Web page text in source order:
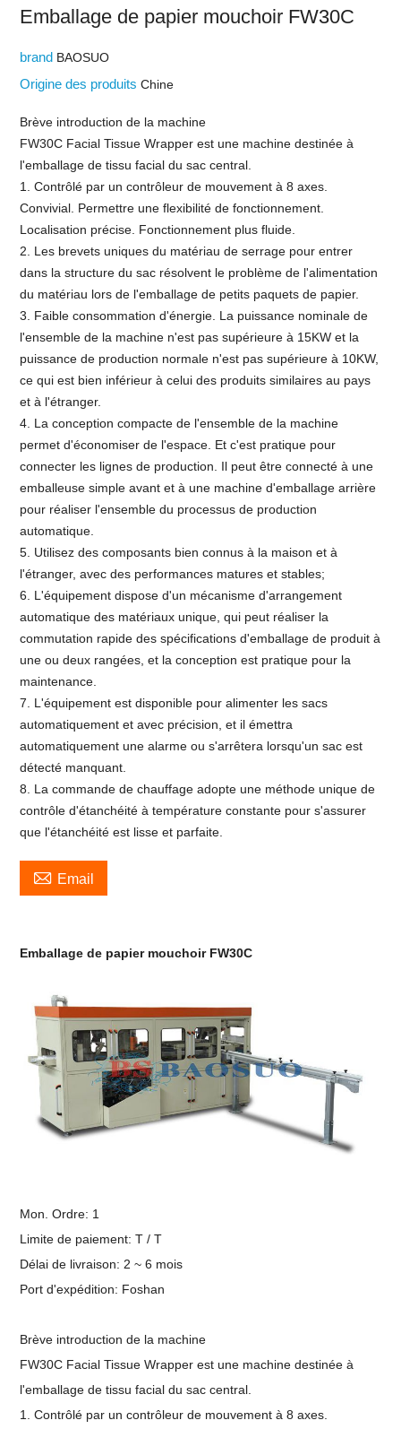
Emballage de papier mouchoir FW30C
brand BAOSUO
Origine des produitsChine
Brève introduction de la machine
FW30C Facial Tissue Wrapper est une machine destinée à
l'emballage de tissu facial du sac central.
1. Contrôlé par un contrôleur de mouvement à 8 axes.
Convivial. Permettre une flexibilité de fonctionnement.
Localisation précise. Fonctionnement plus fluide.
2. Les brevets uniques du matériau de serrage pour entrer
dans la structure du sac résolvent le problème de l'alimentation
du matériau lors de l'emballage de petits paquets de papier.
3. Faible consommation d'énergie. La puissance nominale de
l'ensemble de la machine n'est pas supérieure à 15KW et la
puissance de production normale n'est pas supérieure à 10KW,
ce qui est bien inférieur à celui des produits similaires au pays
et à l'étranger.
4. La conception compacte de l'ensemble de la machine
permet d'économiser de l'espace. Et c'est pratique pour
connecter les lignes de production. Il peut être connecté à une
emballeuse simple avant et à une machine d'emballage arrière
pour réaliser l'ensemble du processus de production
automatique.
5. Utilisez des composants bien connus à la maison et à
l'étranger, avec des performances matures et stables;
6. L'équipement dispose d'un mécanisme d'arrangement
automatique des matériaux unique, qui peut réaliser la
commutation rapide des spécifications d'emballage de produit à
une ou deux rangées, et la conception est pratique pour la
maintenance.
7. L'équipement est disponible pour alimenter les sacs
automatiquement et avec précision, et il émettra
automatiquement une alarme ou s'arrêtera lorsqu'un sac est
détecté manquant.
8. La commande de chauffage adopte une méthode unique de
contrôle d'étanchéité à température constante pour s'assurer
que l'étanchéité est lisse et parfaite.
 Email
Emballage de papier mouchoir FW30C
Mon. Ordre: 1
Limite de paiement: T / T
Délai de livraison: 2 ~ 6 mois
Port d'expédition: Foshan
Brève introduction de la machine
FW30C Facial Tissue Wrapper est une machine destinée à
l'emballage de tissu facial du sac central.
1. Contrôlé par un contrôleur de mouvement à 8 axes.